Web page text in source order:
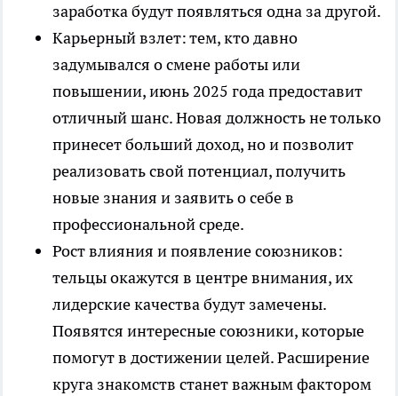
заработка будут появляться одна за другой.
Карьерный взлет: тем, кто давно
задумывался о смене работы или
повышении, июнь 2025 года предоставит
отличный шанс. Новая должность не только
принесет больший доход, но и позволит
реализовать свой потенциал, получить
новые знания и заявить о себе в
профессиональной среде.
Рост влияния и появление союзников:
тельцы окажутся в центре внимания, их
лидерские качества будут замечены.
Появятся интересные союзники, которые
помогут в достижении целей. Расширение
круга знакомств станет важным фактором